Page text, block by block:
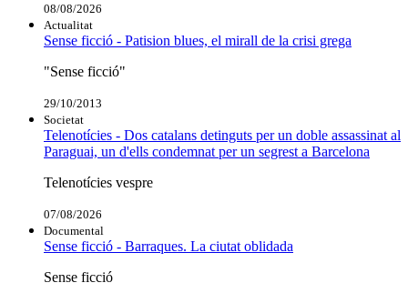
08/08/2026
Actualitat
Sense ficció - Patision blues, el mirall de la crisi grega
"Sense ficció"
29/10/2013
Societat
Telenotícies - Dos catalans detinguts per un doble assassinat al
Paraguai, un d'ells condemnat per un segrest a Barcelona
Telenotícies vespre
07/08/2026
Documental
Sense ficció - Barraques. La ciutat oblidada
Sense ficció